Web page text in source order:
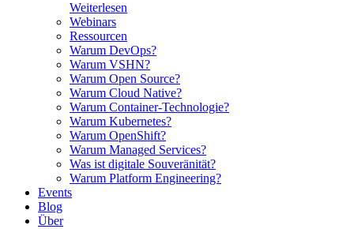
Weiterlesen
Webinars
Ressourcen
Warum DevOps?
Warum VSHN?
Warum Open Source?
Warum Cloud Native?
Warum Container-Technologie?
Warum Kubernetes?
Warum OpenShift?
Warum Managed Services?
Was ist digitale Souveränität?
Warum Platform Engineering?
Events
Blog
Über